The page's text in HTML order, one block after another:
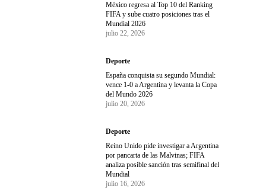
México regresa al Top 10 del Ranking
FIFA y sube cuatro posiciones tras el
Mundial 2026
julio 22, 2026
Deporte
España conquista su segundo Mundial:
vence 1-0 a Argentina y levanta la Copa
del Mundo 2026
julio 20, 2026
Deporte
Reino Unido pide investigar a Argentina
por pancarta de las Malvinas; FIFA
analiza posible sanción tras semifinal del
Mundial
julio 16, 2026